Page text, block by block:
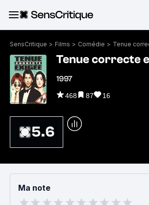
SensCritique > Films > Comédie > Tenue
Tenue correcte
1997
468 87 16
5.6
Ma note